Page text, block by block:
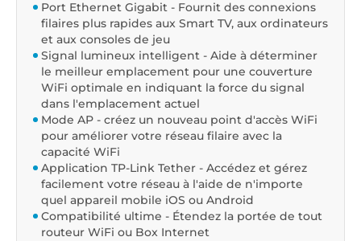
Port Ethernet Gigabit - Fournit des connexions
filaires plus rapides aux Smart TV, aux ordinateurs
et aux consoles de jeu
Signal lumineux intelligent - Aide à déterminer
le meilleur emplacement pour une couverture
WiFi optimale en indiquant la force du signal
dans l'emplacement actuel
Mode AP - créez un nouveau point d'accès WiFi
pour améliorer votre réseau filaire avec la
capacité WiFi
Application TP-Link Tether - Accédez et gérez
facilement votre réseau à l'aide de n'importe
quel appareil mobile iOS ou Android
Compatibilité ultime - Étendez la portée de tout
routeur WiFi ou Box Internet